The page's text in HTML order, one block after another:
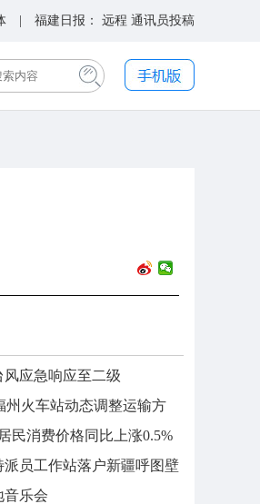
| 福建日报： 远程 通讯员投稿
应急响应至二级
州火车站动态调整运输方
民消费价格同比上涨0.5%
员工作站落户新疆呼图壁
音乐会